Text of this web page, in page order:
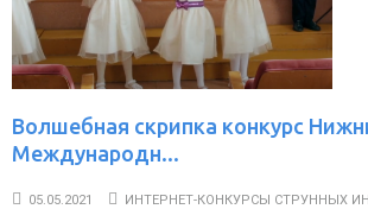
Волшебная скрипка конкурс
Международн...
05.05.2021
ИНТЕРНЕТ-КОНКУРСЫ СТРУННЫХ